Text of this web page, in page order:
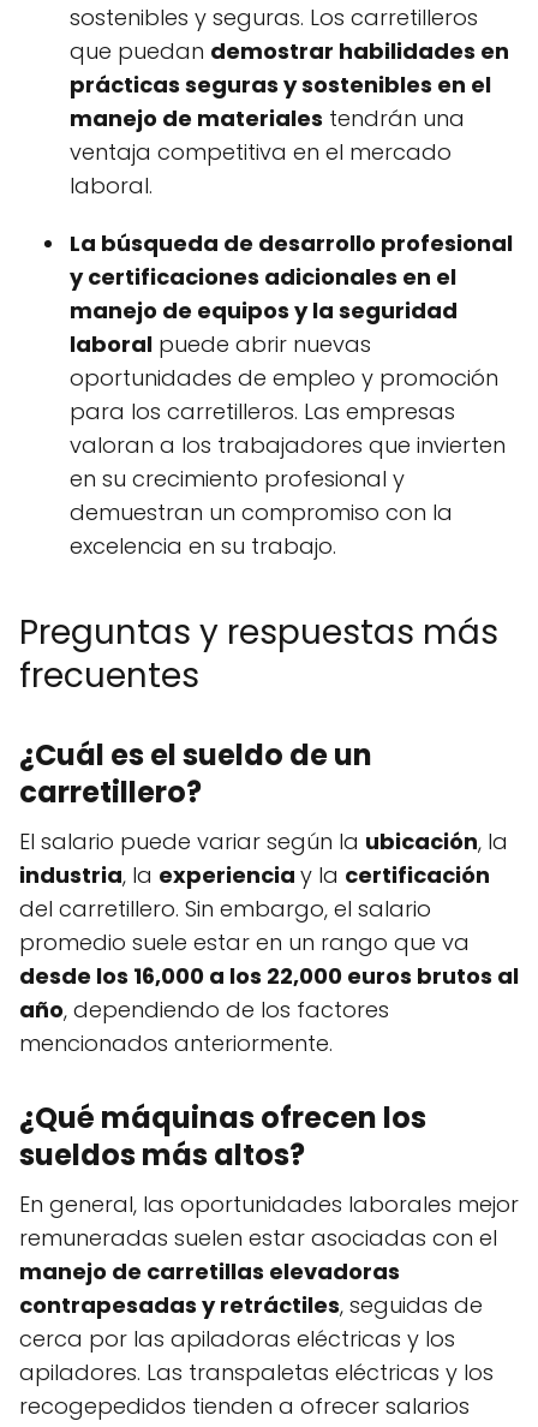
sostenibles y seguras. Los carretilleros
que puedan demostrar habilidades en
prácticas seguras y sostenibles en el
manejo de materiales tendrán una
ventaja competitiva en el mercado
laboral.
La búsqueda de desarrollo profesional
y certificaciones adicionales en el
manejo de equipos y la seguridad
laboral puede abrir nuevas
oportunidades de empleo y promoción
para los carretilleros. Las empresas
valoran a los trabajadores que invierten
en su crecimiento profesional y
demuestran un compromiso con la
excelencia en su trabajo.
Preguntas y respuestas más
frecuentes
¿Cuál es el sueldo de un
carretillero?
El salario puede variar según la ubicación, la
industria, la experiencia y la certificación
del carretillero. Sin embargo, el salario
promedio suele estar en un rango que va
desde los 16,000 a los 22,000 euros brutos al
año, dependiendo de los factores
mencionados anteriormente.
¿Qué máquinas ofrecen los
sueldos más altos?
En general, las oportunidades laborales mejor
remuneradas suelen estar asociadas con el
manejo de carretillas elevadoras
contrapesadas y retráctiles, seguidas de
cerca por las apiladoras eléctricas y los
apiladores. Las transpaletas eléctricas y los
recogepedidos tienden a ofrecer salarios